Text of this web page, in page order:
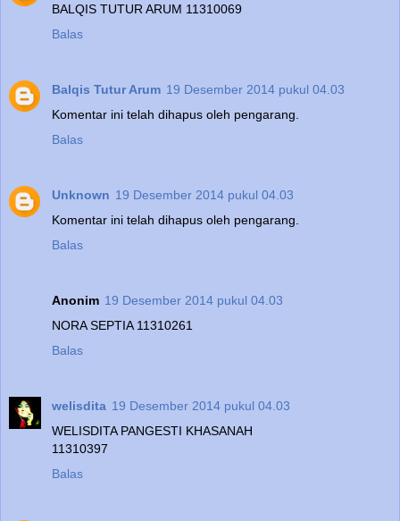
BALQIS TUTUR ARUM 11310069
Balas
Balqis Tutur Arum 19 Desember 2014 pukul 04.03
Komentar ini telah dihapus oleh pengarang.
Balas
Unknown 19 Desember 2014 pukul 04.03
Komentar ini telah dihapus oleh pengarang.
Balas
Anonim 19 Desember 2014 pukul 04.03
NORA SEPTIA 11310261
Balas
welisdita 19 Desember 2014 pukul 04.03
WELISDITA PANGESTI KHASANAH
11310397
Balas